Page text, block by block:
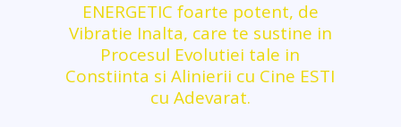
ENERGETIC foarte potent, de
Vibratie Inalta, care te sustine in
Procesul Evolutiei tale in
Constiinta si Alinierii cu Cine ESTI
cu Adevarat.